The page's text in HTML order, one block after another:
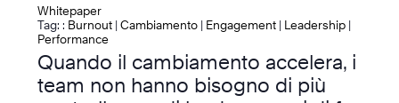
Whitepaper
Tag: : Burnout |Cambiamento | Engagement | Leadership |
Performance
Quando il cambiamento accelera, i
team non hanno bisogno di più